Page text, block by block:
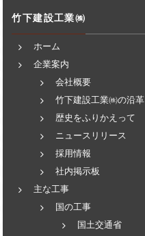
竹下建設工業㈱
ホーム
企業案内
会社概要
竹下建設工業㈱の沿革
歴史をふりかえって
ニュースリリース
採用情報
社内掲示板
主な工事
国の工事
国土交通省